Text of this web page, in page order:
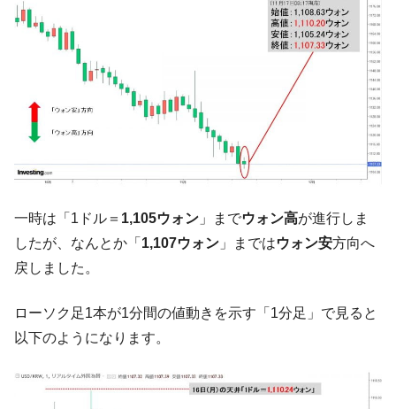
『Money1』
韓国･李在明さっそく不動産対策で浅薄な発
言。
『Money1』
韓国は「中国と同じく」投資に不適格な国
『Money1』
『韓国銀行』が「金の保有量を増やしま
す」⇒「金を経由するドル入手」手段ではないのか？
韓国･外為取引量「1日当たり1,214.4億ド
ル」まで拡大 ⇒ 海外資金の動きに強く左右される状態
い「50.5％」に上昇
『Money1』
韓国大統領府ボンクラ政策室長が告発され
た ⇒ 国家が行った恐るべき株価操作であり、空前の国政壟
『Money1』
韓国･警察職員が「丸刈りになって抗議活
動」
『Money1』
中国だけが鉄鋼輸出を異常増加させる ⇒ 中
国の過剰生産が世界を蝕む。
一時は「1ドル＝ 1,105ウォン 」までウォン高が進行しま
したが、なんとか「 1,107ウォン 」まではウォン安方向へ
戻しました。
ローソク足1本が1分間の値動きを示す「1分足」で見ると
以下のようになります。